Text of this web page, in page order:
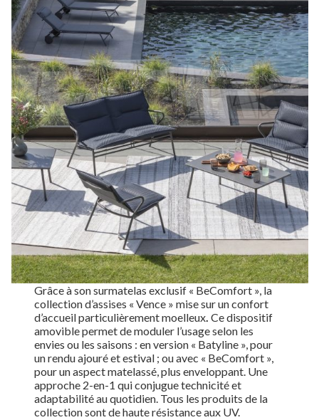
Grâce à son surmatelas exclusif « BeComfort », la
collection d’assises « Vence » mise sur un confort
d’accueil particulièrement moelleux. Ce dispositif
amovible permet de moduler l’usage selon les
envies ou les saisons : en version « Batyline », pour
un rendu ajouré et estival ; ou avec « BeComfort »,
pour un aspect matelassé, plus enveloppant. Une
approche 2-en-1 qui conjugue technicité et
adaptabilité au quotidien. Tous les produits de la
collection sont de haute résistance aux UV.